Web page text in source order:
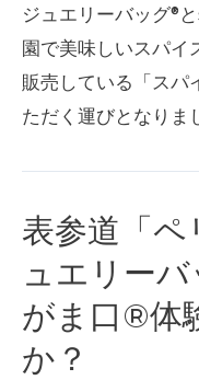
エ
ミ
ー
ド
ミ
ジュエリーバッグ®︎
園で美味しいスパイ
販売している「スパ
ただく運びとなりま
表参道「
ュエリー
がま口®︎体
か？